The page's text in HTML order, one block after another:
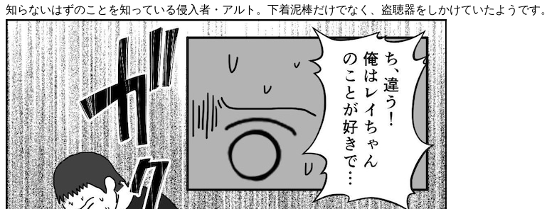
知らないはずのことを知っている侵入者・アルト。下着泥棒だけでなく、盗聴器をしかけていたようです。